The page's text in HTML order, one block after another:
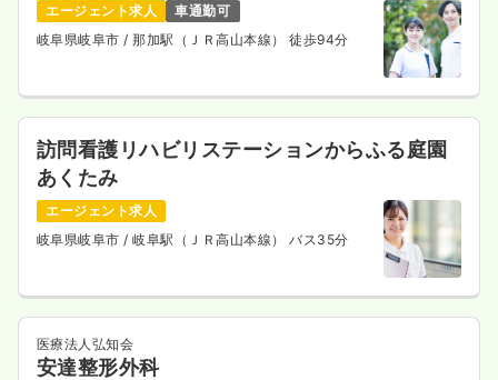
エージェント求人
車通勤可
岐阜県岐阜市/ 那加駅（ＪＲ高山本線） 徒歩94分
訪問看護リハビリステーションからふる庭園
あくたみ
エージェント求人
岐阜県岐阜市/ 岐阜駅（ＪＲ高山本線） バス35分
医療法人弘知会
安達整形外科